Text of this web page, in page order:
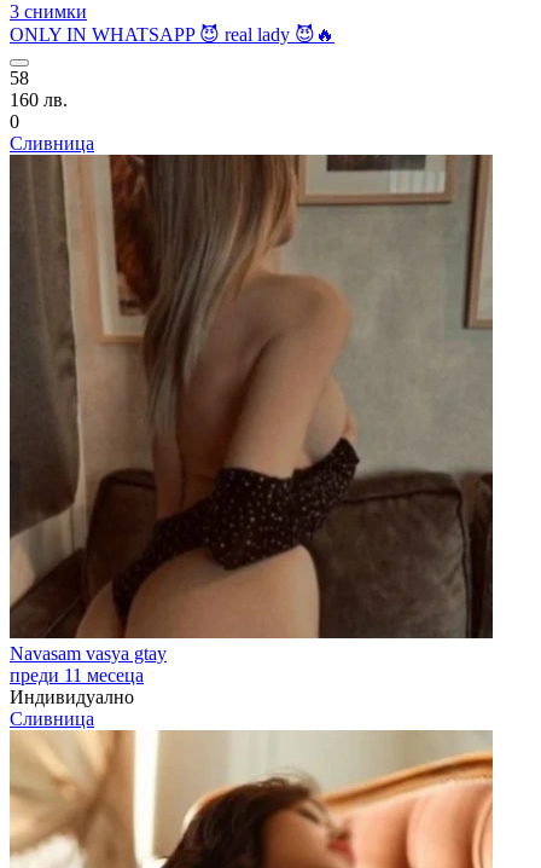
3 снимки
ONLY IN WHATSAPP 😈 real lady 😈🔥
58
160 лв.
0
Сливница
Navasam vasya gtay
преди 11 месеца
Индивидуално
Сливница